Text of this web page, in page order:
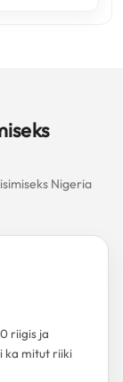
Nigeria
riigis ja
ka mitut riiki